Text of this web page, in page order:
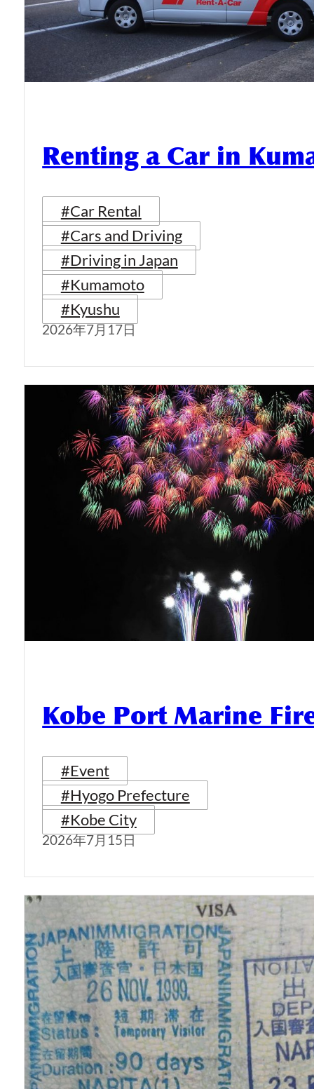
Renting a Car in
#Car Rental
#Cars and Driving
#Driving in Japan
#Kumamoto
#Kyushu
2026年7月17日
Kobe Port Marine
#Event
#Hyogo Prefecture
#Kobe City
2026年7月15日